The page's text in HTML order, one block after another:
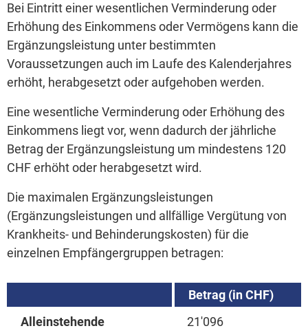
Bei Eintritt einer wesentlichen Verminderung oder
Erhöhung des Einkommens oder Vermögens kann die
Ergänzungsleistung unter bestimmten
Voraussetzungen auch im Laufe des Kalenderjahres
erhöht, herabgesetzt oder aufgehoben werden.
Eine wesentliche Verminderung oder Erhöhung des
Einkommens liegt vor, wenn dadurch der jährliche
Betrag der Ergänzungsleistung um mindestens 120
CHF erhöht oder herabgesetzt wird.
Die maximalen Ergänzungsleistungen
(Ergänzungsleistungen und allfällige Vergütung von
Krankheits- und Behinderungskosten) für die
einzelnen Empfängergruppen betragen:
Betrag (in CHF)
Alleinstehende
21'096